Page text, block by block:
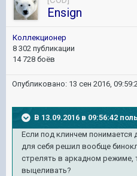
Ensign
Коллекционер
8 302 публикации
14 728 боёв
Опубликовано: 13 сен 2016,
В 13.09.2016 в 09:56:42
Если под клинчем понимается
для себя решил вообще
стрелять в аркадном режиме,
выцеливать?